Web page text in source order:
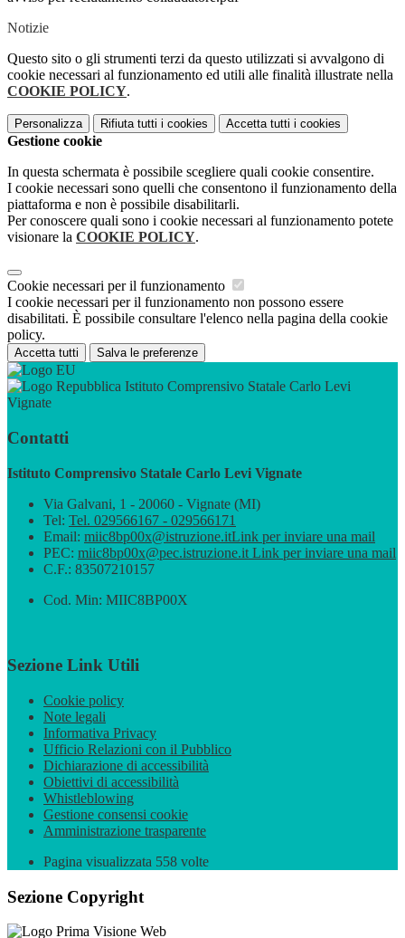
Notizie
Questo sito o gli strumenti terzi da questo utilizzati si avvalgono di
cookie necessari al funzionamento ed utili alle finalità illustrate nella
COOKIE POLICY.
Personalizza Rifiuta tutti i cookies Accetta tutti i cookies
Gestione cookie
In questa schermata è possibile scegliere quali cookie consentire.
I cookie necessari sono quelli che consentono il funzionamento della
piattaforma e non è possibile disabilitarli.
Per conoscere quali sono i cookie necessari al funzionamento potete
visionare la COOKIE POLICY.
Cookie necessari per il funzionamento
I cookie necessari per il funzionamento non possono essere
disabilitati. È possibile consultare l'elenco nella pagina della cookie
policy.
Accetta tutti Salva le preferenze
Istituto Comprensivo Statale Carlo Levi
Vignate
Contatti
Istituto Comprensivo Statale Carlo Levi Vignate
Via Galvani, 1 - 20060 - Vignate (MI)
Tel: Tel. 029566167 - 029566171
Email: miic8bp00x@istruzione.itLink per inviare una mail
PEC: miic8bp00x@pec.istruzione.it Link per inviare una mail
C.F.: 83507210157
Cod. Min: MIIC8BP00X
Sezione Link Utili
Cookie policy
Note legali
Informativa Privacy
Ufficio Relazioni con il Pubblico
Dichiarazione di accessibilità
Obiettivi di accessibilità
Whistleblowing
Gestione consensi cookie
Amministrazione trasparente
Pagina visualizzata 558 volte
Sezione Copyright